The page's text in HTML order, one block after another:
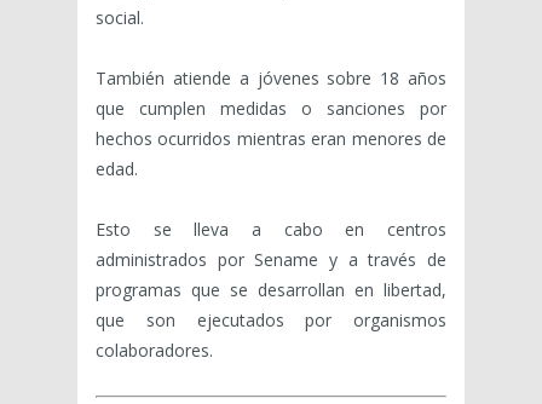
social.
También atiende a jóvenes sobre 18 años
que cumplen medidas o sanciones por
hechos ocurridos mientras eran menores de
edad.
Esto se lleva a cabo en centros
administrados por Sename y a través de
programas que se desarrollan en libertad,
que son ejecutados por organismos
colaboradores.